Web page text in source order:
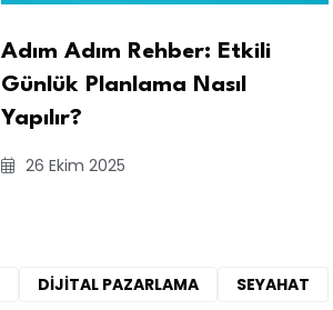
Adım Adım Rehber: Etkili
Günlük Planlama Nasıl
Yapılır?
26 Ekim 2025
DIJITAL PAZARLAMA SEYAHAT